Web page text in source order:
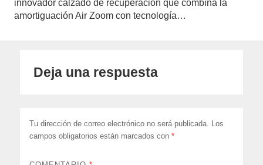
innovador calzado de recuperación que combina la
amortiguación Air Zoom con tecnología…
Deja una respuesta
Tu dirección de correo electrónico no será publicada. Los
campos obligatorios están marcados con*